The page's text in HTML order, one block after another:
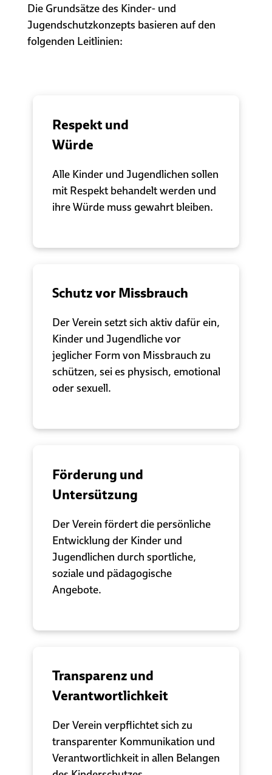
Die Grundsätze des Kinder- und
Jugendschutzkonzepts basieren auf den
folgenden Leitlinien:
Respekt und
Würde
Alle Kinder und Jugendlichen sollen
mit Respekt behandelt werden und
ihre Würde muss gewahrt bleiben.
Schutz vor Missbrauch
Der Verein setzt sich aktiv dafür ein,
Kinder und Jugendliche vor
jeglicher Form von Missbrauch zu
schützen, sei es physisch, emotional
oder sexuell.
Förderung und
Untersützung
Der Verein fördert die persönliche
Entwicklung der Kinder und
Jugendlichen durch sportliche,
soziale und pädagogische
Angebote.
Transparenz und
Verantwortlichkeit
Der Verein verpflichtet sich zu
transparenter Kommunikation und
Verantwortlichkeit in allen Belangen